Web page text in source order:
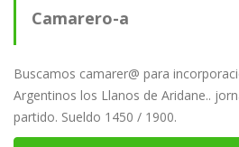
Camarero-a
Buscamos camarer@ para
Argentinos los Llanos de Aridane..
partido. Sueldo 1450 / 1900.